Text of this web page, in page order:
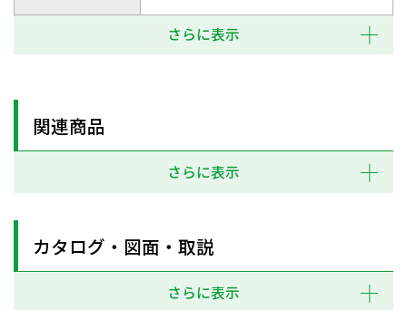
さらに表示
関連商品
さらに表示
カタログ・図面・取説
さらに表示